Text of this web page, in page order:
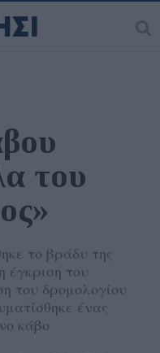
του
το βράδυ της
έγκριση του
του δρομολογίου
ένας
κάβο